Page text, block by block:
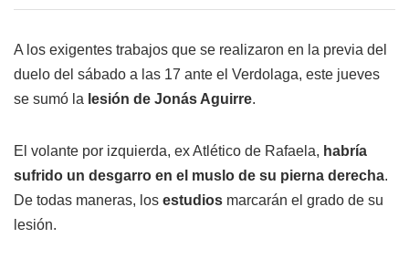
A los exigentes trabajos que se realizaron en la previa del
duelo del sábado a las 17 ante el Verdolaga, este jueves
se sumó la lesión de Jonás Aguirre.
El volante por izquierda, ex Atlético de Rafaela, habría
sufrido un desgarro en el muslo de su pierna derecha.
De todas maneras, los estudios marcarán el grado de su
lesión.